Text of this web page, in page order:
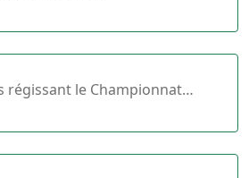
régissant le Championnat